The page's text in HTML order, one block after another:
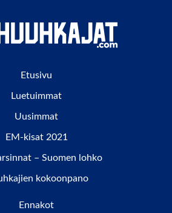
Etusivu
Luetuimmat
Uusimmat
EM-kisat 2021
– Suomen lohko
kokoonpano
Ennakot